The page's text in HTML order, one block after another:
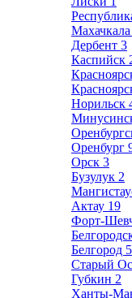
Махачкала
Дербент 3
Каспийск
Норильск
Оренбург
Орск 3
Бузулук 2
Актау 19
Форт-
Белгород 5
Старый
Губкин 2
Ханты-